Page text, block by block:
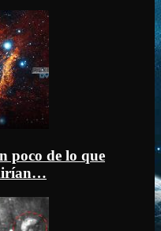
poco de lo que